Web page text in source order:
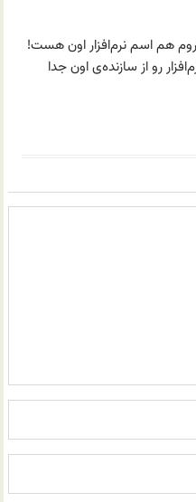
هم اسم نرم‌افزار اون هست!
رو از سازنده‌ی اون جدا